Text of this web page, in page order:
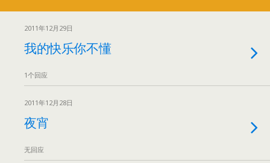
2011年12月29日
我的快乐你不懂
1个回应
2011年12月28日
夜宵
无回应